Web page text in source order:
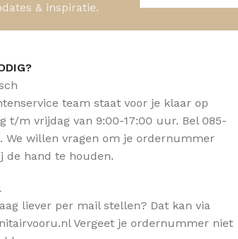
& inspiratie.
team staat voor je klaar op
t/m vrijdag van 9:00-17:00 uur. Bel 085-
We willen vragen om je ordernummer
de hand te houden.
liever per mail stellen? Dat kan via
Vergeet je ordernummer niet